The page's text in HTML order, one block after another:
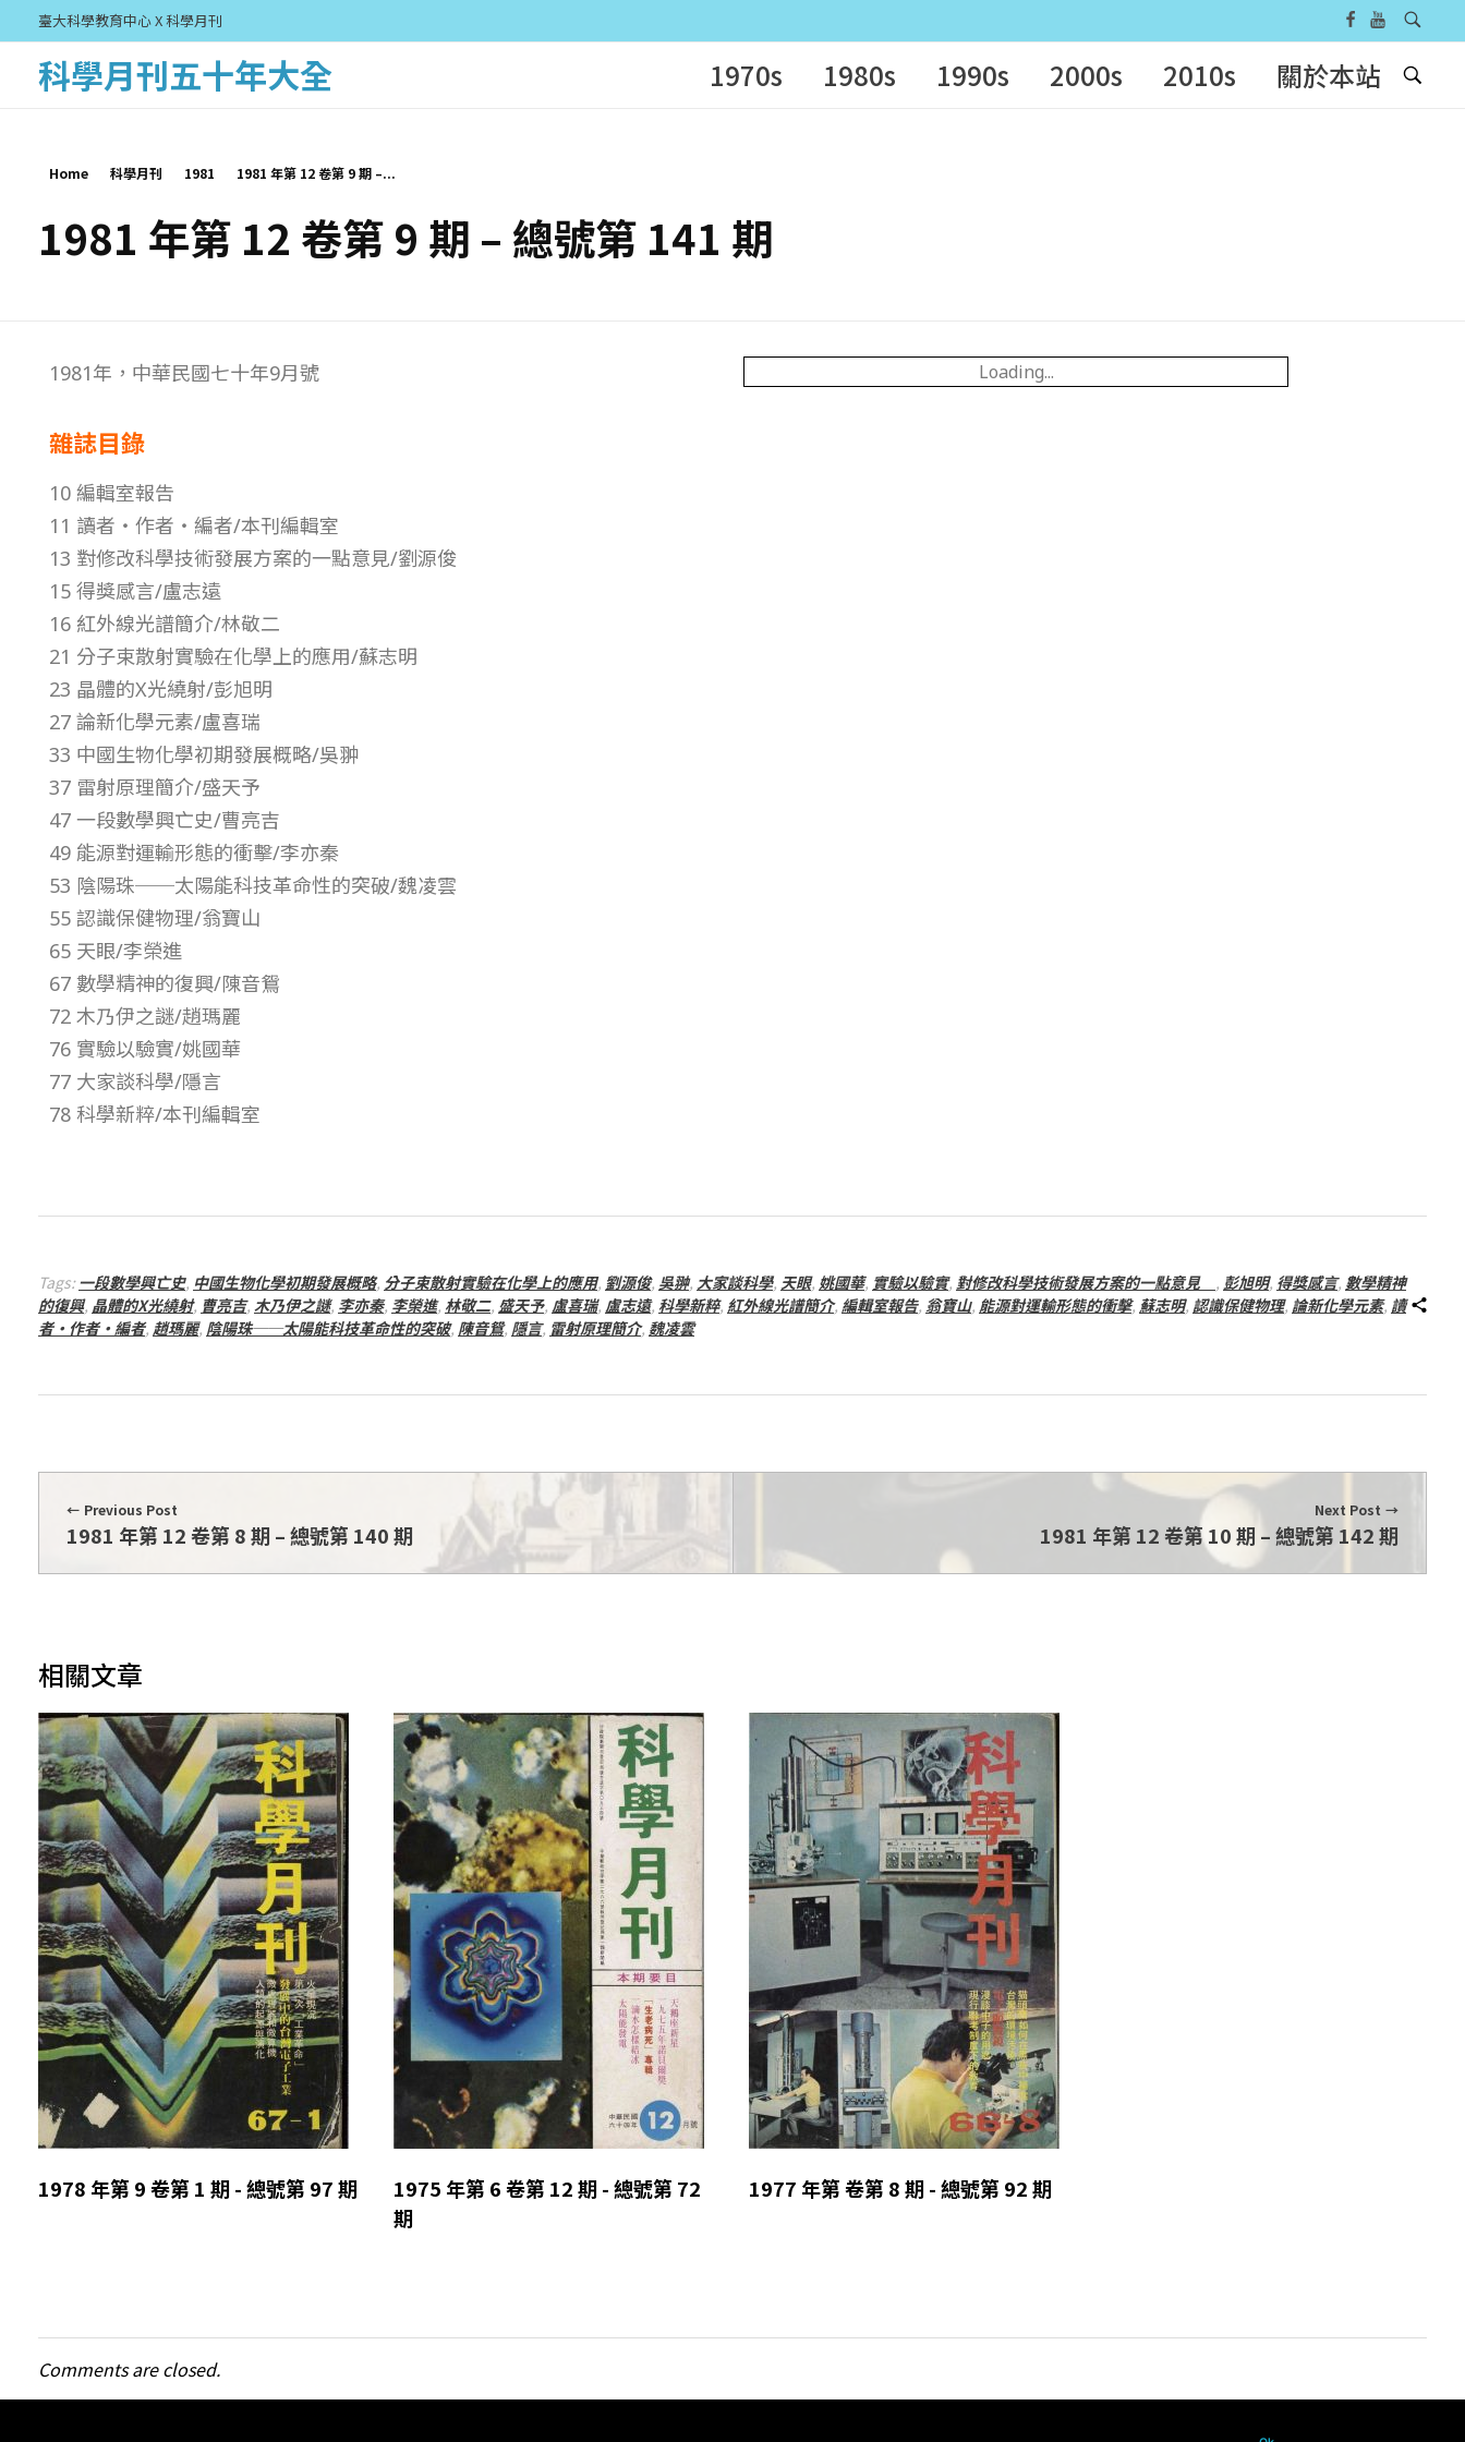
臺大科學教育中心 X 科學月刊
科學月刊五十年大全 1970s 1980s 1990s 2000s 2010s 關於本站
Home 科學月刊 1981 1981 年第 12 卷第 9 期 –...
1981 年第 12 卷第 9 期 – 總號第 141 期
1
8
1
年
第
1
2
卷
第
9
期
–
總
1
期
1981年，中華民國七十年9月號
雜誌目錄
10 編輯室報告
11 讀者‧作者‧編者/本刊編輯室
13 對修改科學技術發展方案的一點意見/劉源俊
15 得獎感言/盧志遠
16 紅外線光譜簡介/林敬二
21 分子束散射實驗在化學上的應用/蘇志明
23 晶體的X光繞射/彭旭明
27 論新化學元素/盧喜瑞
33 中國生物化學初期發展概略/吳翀
37 雷射原理簡介/盛天予
47 一段數學興亡史/曹亮吉
49 能源對運輸形態的衝擊/李亦秦
53 陰陽珠──太陽能科技革命性的突破/魏凌雲
55 認識保健物理/翁寶山
65 天眼/李榮進
67 數學精神的復興/陳音鴛
72 木乃伊之謎/趙瑪麗
76 實驗以驗實/姚國華
77 大家談科學/隱言
78 科學新粹/本刊編輯室
Loading...
Tags:一段數學興亡史, 中國生物化學初期發展概略, 分子束散射實驗在化學上的應用, 劉源俊, 吳翀, 大家談科學, 天眼, 姚國華, 實驗以驗實, 對修改科學技術發展方案的一點意見 , 彭旭明, 得獎感言, 數學精神
的復興, 晶體的X光繞射, 曹亮吉, 木乃伊之謎, 李亦秦, 李榮進, 林敬二, 盛天予, 盧喜瑞, 盧志遠, 科學新粹, 紅外線光譜簡介, 編輯室報告, 翁寶山, 能源對運輸形態的衝擊, 蘇志明, 認識保健物理, 論新化學元素, 讀
者‧作者‧編者, 趙瑪麗, 陰陽珠──太陽能科技革命性的突破, 陳音鴛, 隱言, 雷射原理簡介, 魏凌雲
Previous Post
1981 年第 12 卷第 8 期 – 總號第 140 期
Next Post
1981 年第 12 卷第 10 期 – 總號第 142 期
相關文章
1978 年第 9 卷第 1 期 - 總號第 97 期
1975 年第 6 卷第 12 期 - 總號第 72
期
1977 年第 卷第 8 期 - 總號第 92 期
Comments are closed.